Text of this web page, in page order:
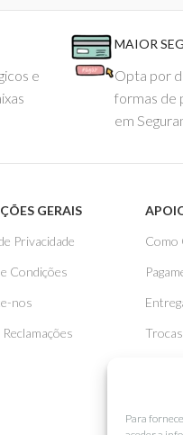
Para
e
MAIOR
Opta por
formas de
em
GERAIS
Privacidade
Condições
nos
Como